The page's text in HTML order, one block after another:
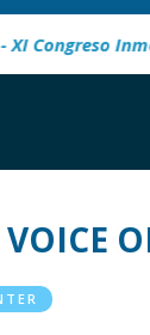
Inmobiliario